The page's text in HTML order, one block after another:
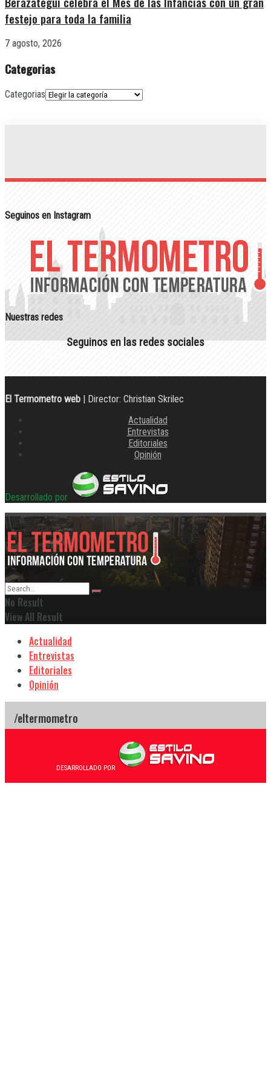
festejo para toda la familia
7 agosto, 2026
Categorias
Categorias
Seguinos en Instagram
Nuestras redes
Seguinos en las redes sociales
El Termometro web | Director: Christian Skrilec
Actualidad
Entrevistas
Editoriales
Opinión
Desarrollado por
No Result
View All Result
Actualidad
Entrevistas
Editoriales
Opinión
DESARROLLADO POR